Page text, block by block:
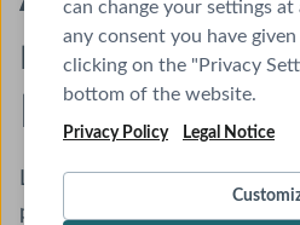
can change your settings
any consent you have
clicking on the "Privacy
bottom of the website.
Privacy Policy Legal Notice
meistern:
Kreuzen,
Lernpläne, Hilfestellungen,
persönliche